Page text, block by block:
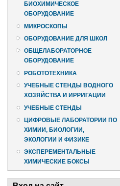
БИОХИМИЧЕСКОЕ
ОБОРУДОВАНИЕ
МИКРОСКОПЫ
ОБОРУДОВАНИЕ ДЛЯ ШКОЛ
ОБЩЕЛАБОРАТОРНОЕ
ОБОРУДОВАНИЕ
РОБОТОТЕХНИКА
УЧЕБНЫЕ СТЕНДЫ ВОДНОГО
ХОЗЯЙСТВА И ИРРИГАЦИИ
УЧЕБНЫЕ СТЕНДЫ
ЦИФРОВЫЕ ЛАБОРАТОРИИ ПО
ХИМИИ, БИОЛОГИИ,
ЭКОЛОГИИ И ФИЗИКЕ
ЭКСПЕРЕМЕНТАЛЬНЫЕ
ХИМИЧЕСКИЕ БОКСЫ